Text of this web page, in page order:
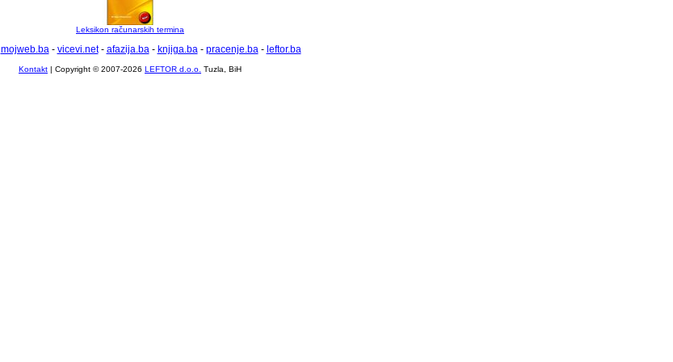
Leksikon računarskih termina
mojweb.ba- vicevi.net- afazija.ba- knjiga.ba- pracenje.ba- leftor.ba
Kontakt | Copyright © 2007-2026 LEFTOR d.o.o. Tuzla, BiH